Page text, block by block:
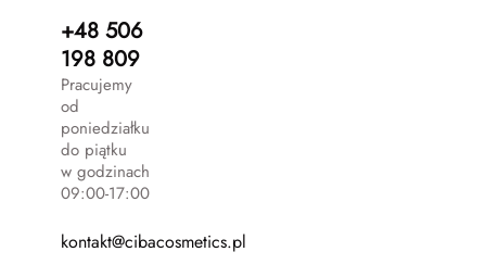
+48 506
198 809
Pracujemy
od
poniedziałku
do piątku
w godzinach
09:00-17:00
kontakt@cibacosmetics.pl